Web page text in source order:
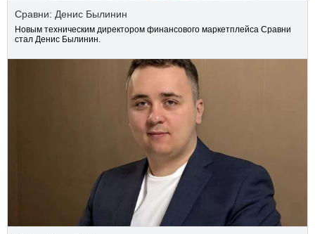
Сравни: Денис Былинин
Новым техническим директором финансового маркетплейса Сравни
стал Денис Былинин.